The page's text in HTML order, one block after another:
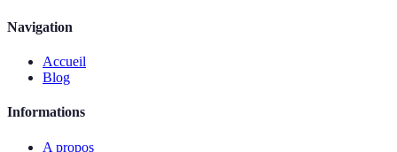
Navigation
Accueil
Blog
Informations
A propos